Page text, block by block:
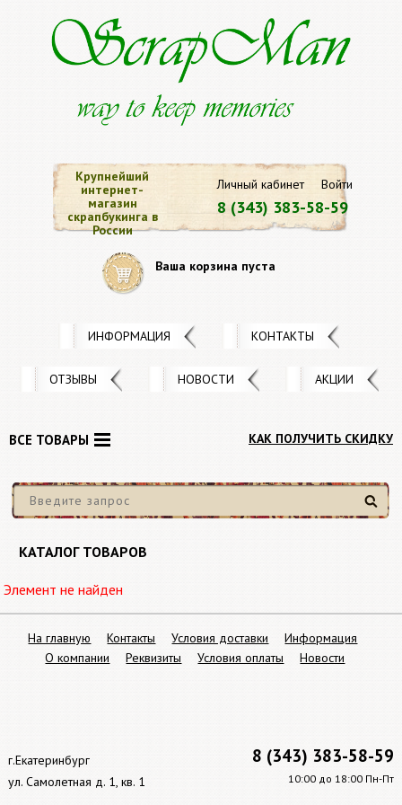
Личный кабинет Войти
8 (343) 383-58-59
Крупнейший
интернет-
магазин
скрапбукинга в
России
Ваша корзина пуста
ИНФОРМАЦИЯ КОНТАКТЫ
ОТЗЫВЫ НОВОСТИ АКЦИИ
КАК ПОЛУЧИТЬ СКИДКУ
Найти
ВСЕ ТОВАРЫ
КАТАЛОГ ТОВАРОВ
Элемент не найден
8 (343) 383-58-59
10:00 до 18:00 Пн-Пт
г.Екатеринбург
ул. Самолетная д. 1, кв. 1
На главную Контакты Условия доставки
Информация
О компании
Реквизиты Условия оплаты Новости